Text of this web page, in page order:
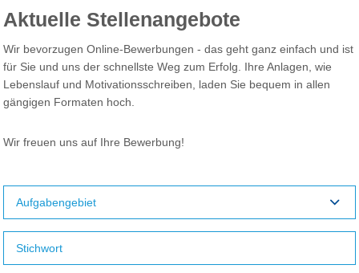
Aktuelle Stellenangebote
Wir bevorzugen Online-Bewerbungen - das geht ganz einfach und ist
für Sie und uns der schnellste Weg zum Erfolg. Ihre Anlagen, wie
Lebenslauf und Motivationsschreiben, laden Sie bequem in allen
gängigen Formaten hoch.
Wir freuen uns auf Ihre Bewerbung!
Aufgabengebiet